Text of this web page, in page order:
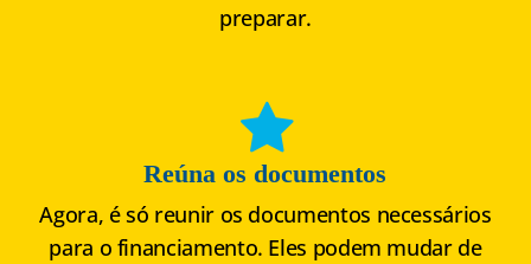
preparar.
Reúna os documentos
Agora, é só reunir os documentos necessários
para o financiamento. Eles podem mudar de